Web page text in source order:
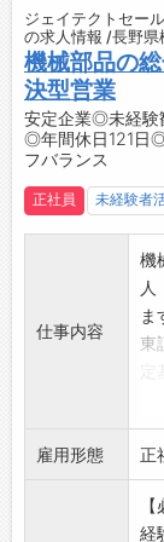
【
・
デ
・
【
・
有
【
し
・
レ
社
ブ
ジェイテクトセー
の求人情報 /長野県
機械部品の
決型営業
安定企業◎未経験
◎年間休日121日
フバランス
正社員 未経験者
仕事内容
機
人
ま
東
既
の
【
・
雇用形態 正
経